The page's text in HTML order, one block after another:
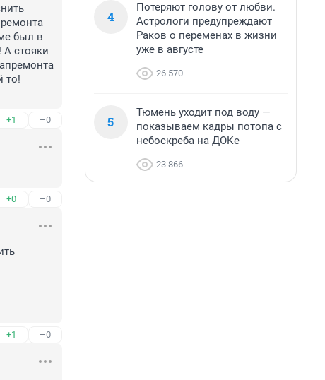
был в
А стояки
то!
+1 –0
+0 –0
+1 –0
4
Потеряют голову от любви.
Астрологи предупреждают
Раков о переменах в жизни
уже в августе
26 570
5
Тюмень уходит под воду —
показываем кадры потопа с
небоскреба на ДОКе
23 866